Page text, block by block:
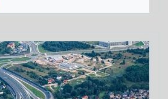
обстреливает Донбасс из